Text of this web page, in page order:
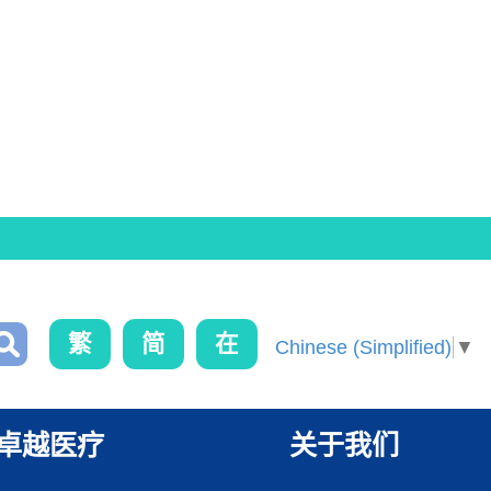
繁 简 在 Chinese (Simplified) ▼
越医疗 关于我们